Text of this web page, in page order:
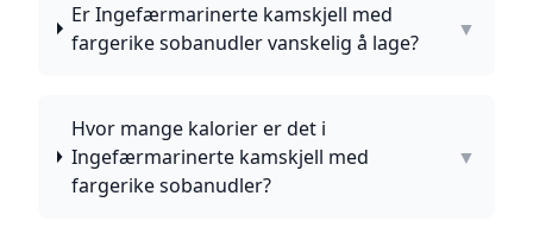
Er Ingefærmarinerte kamskjell med
fargerike sobanudler vanskelig å lage?
▼
Hvor mange kalorier er det i
Ingefærmarinerte kamskjell med
fargerike sobanudler?
▼